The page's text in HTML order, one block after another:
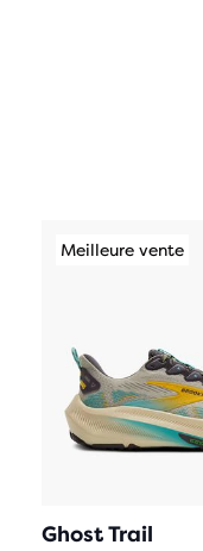
Meilleure vente
Ghost Trail